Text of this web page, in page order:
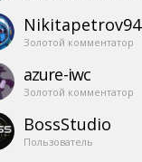
Nikitapetrov94
Золотой комментатор
azure-​iwc
Золотой комментатор
BossStudio
Пользователь